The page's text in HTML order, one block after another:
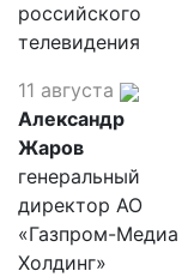
российского
телевидения
11 августа
Александр
Жаров
генеральный
директор АО
«Газпром-Медиа
Холдинг»